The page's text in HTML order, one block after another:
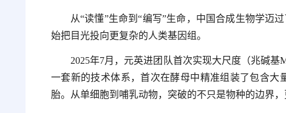
从“读懂”生命到“编写”生命，中国合成生物学迈
始把目光投向更复杂的人类基因组。
2025年7月，元英进团队首次实现大尺度（兆碱
一套新的技术体系，首次在酵母中精准组装了包含
胎。从单细胞到哺乳动物，突破的不只是物种的边界，